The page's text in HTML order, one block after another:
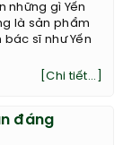
những gì Yến
là sản phẩm
sĩ như Yến
[Chi tiết...]
đáng